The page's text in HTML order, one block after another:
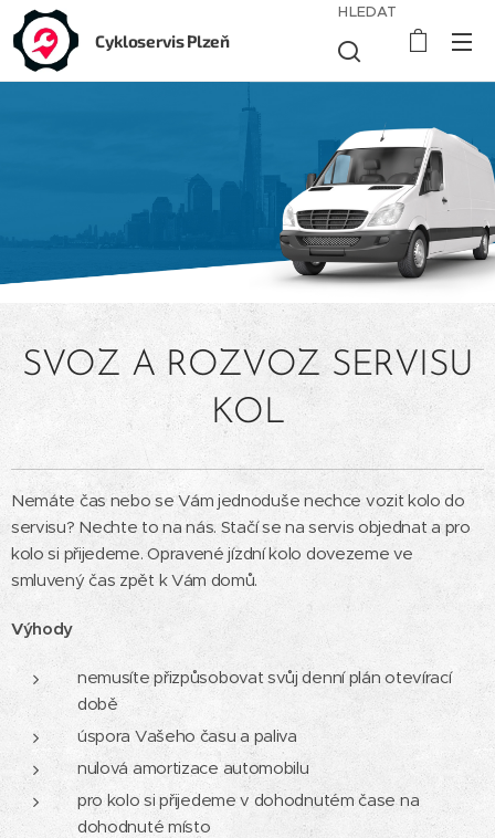
Cykloservis Plzeň
HLEDAT
SVOZ A ROZVOZ SERVISU
KOL
Nemáte čas nebo se Vám jednoduše nechce vozit kolo do
servisu? Nechte to na nás. Stačí se na servis objednat a pro
kolo si přijedeme. Opravené jízdní kolo dovezeme ve
smluvený čas zpět k Vám domů.
Výhody
nemusíte přizpůsobovat svůj denní plán otevírací
době
úspora Vašeho času a paliva
nulová amortizace automobilu
pro kolo si přijedeme v dohodnutém čase na
dohodnuté místo